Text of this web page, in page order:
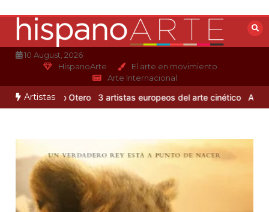
contenido
10 August, 2026
HispanoArte
El arte en movimiento
Arte Internacional
Artistas
Alejandro Otero 3 artistas europeos del arte cinético Albert